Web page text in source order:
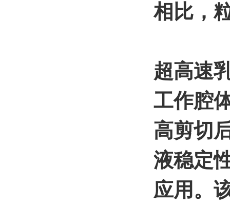
相比，
超高速
工作腔
高剪切
液稳定
应用。